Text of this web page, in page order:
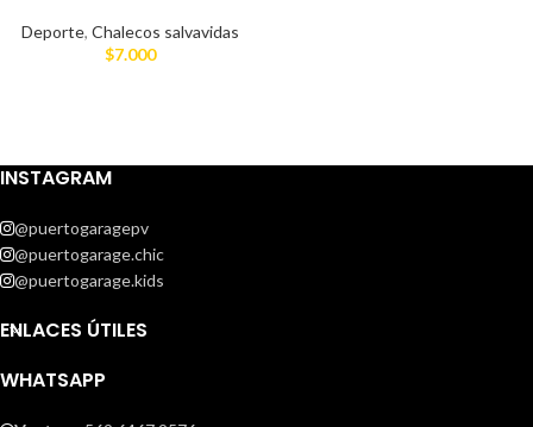
Deporte, Chalecos salvavidas
$7.000
INSTAGRAM
@puertogaragepv
@puertogarage.chic
@puertogarage.kids
ENLACES ÚTILES
WHATSAPP